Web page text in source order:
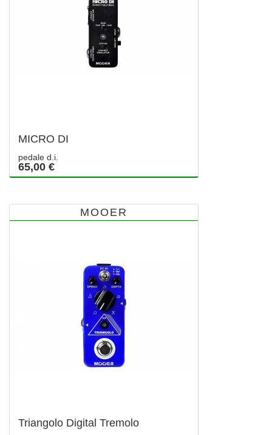
MICRO DI
pedale d.i.
65,00 €
MOOER
Triangolo Digital Tremolo